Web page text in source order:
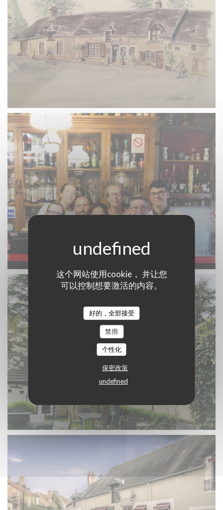
这个网站使用cookie， 并让您
可以控制想要激活的内容。
好的，全部接受
禁用
个性化
保密政策
undefined